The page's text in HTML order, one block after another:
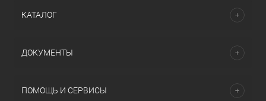
КАТАЛОГ
ДОКУМЕНТЫ
ПОМОЩЬ И СЕРВИСЫ